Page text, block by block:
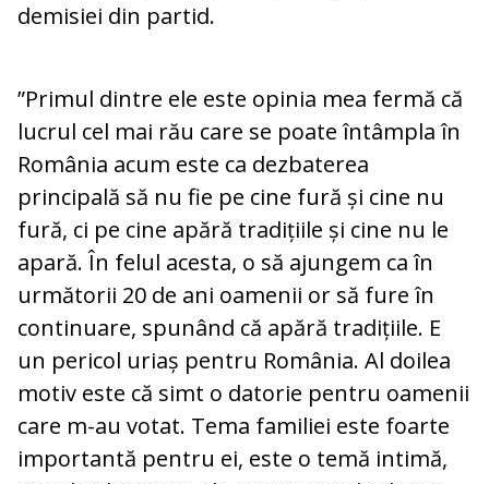
demisiei din partid.
”Primul dintre ele este opinia mea fermă că
lucrul cel mai rău care se poate întâmpla în
România acum este ca dezbaterea
principală să nu fie pe cine fură și cine nu
fură, ci pe cine apără tradițiile și cine nu le
apară. În felul acesta, o să ajungem ca în
următorii 20 de ani oamenii or să fure în
continuare, spunând că apără tradițiile. E
un pericol uriaș pentru România. Al doilea
motiv este că simt o datorie pentru oamenii
care m-au votat. Tema familiei este foarte
importantă pentru ei, este o temă intimă,